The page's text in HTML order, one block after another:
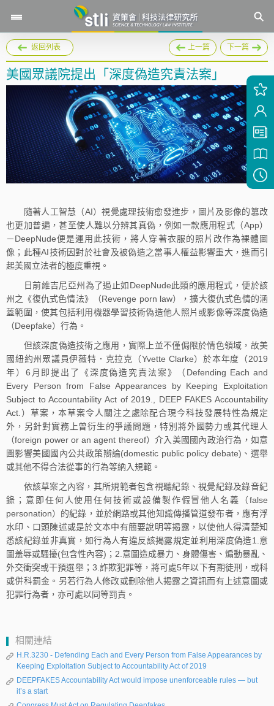
返回列表 上一篇 下一篇
美國眾議院提出「深度偽造究責法案」
隨著人工智慧（AI）視覺處理技術愈發進步，圖片及影像的篡改
也更加普遍，甚至使人難以分辨其真偽，例如一款應用程式（App）
－DeepNude便是運用此技術，將人穿著衣服的照片改作為裸體圖
像；此種AI技術因對於社會及被偽造之當事人權益影響重大，進而引
起美國立法者的極度重視。
日前維吉尼亞州為了遏止如DeepNude此類的應用程式，便於該
州之《復仇式色情法》（Revenge porn law），擴大復仇式色情的涵
蓋範圍，使其包括利用機器學習技術偽造他人照片或影像等深度偽造
（Deepfake）行為。
但該深度偽造技術之應用，實際上並不僅侷限於情色領域，故美
國紐約州眾議員伊薇特．克拉克（Yvette Clarke）於本年度（2019
年）6月即提出了《深度偽造究責法案》（Defending Each and
Every Person from False Appearances by Keeping Exploitation
Subject to Accountability Act of 2019., DEEP FAKES Accountability
Act.）草案，本草案令人關注之處除配合現今科技發展特性為規定
外，另針對實務上曾衍生的爭議問題，特別將外國勢力或其代理人
（foreign power or an agent thereof）介入美國國內政治行為，如意
圖影響美國國內公共政策辯論(domestic public policy debate)、選舉
或其他不得合法從事的行為等納入規範。
依該草案之內容，其所規範者包含視聽紀錄、視覺紀錄及錄音紀
錄；意即任何人使用任何技術或設備製作假冒他人名義（false
personation）的紀錄，並於網路或其他知識傳播管道發布者，應有浮
水印、口頭陳述或是於文本中有簡要說明等揭露，以使他人得清楚知
悉該紀錄並非真實，如行為人有違反該揭露規定並利用深度偽造1.意
圖羞辱或騷擾(包含性內容)；2.意圖造成暴力、身體傷害、煽動暴亂、
外交衝突或干預選舉；3.詐欺犯罪等，將可處5年以下有期徒刑，或科
或併科罰金。另若行為人修改或刪除他人揭露之資訊而有上述意圖或
犯罪行為者，亦可處以同等罰責。
相關連結
H.R.3230 - Defending Each and Every Person from False Appearances by
Keeping Exploitation Subject to Accountability Act of 2019
DEEPFAKES Accountability Act would impose unenforceable rules — but
it’s a start